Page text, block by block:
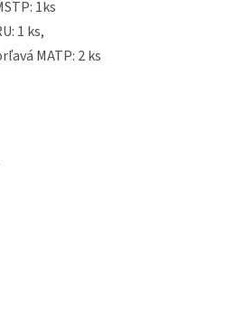
1ks
1 ks,
MATP: 2 ks